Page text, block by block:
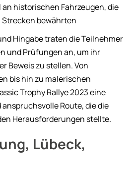
historischen Fahrzeugen, die
bewährten
Hingabe traten die Teilnehmer
und Prüfungen an, um ihr
Beweis zu stellen. Von
bis hin zu malerischen
Trophy Rallye 2023 eine
Route, die die
Herausforderungen stellte.
Lübeck,